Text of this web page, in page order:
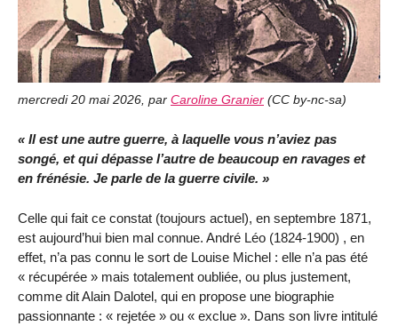
mercredi 20 mai 2026, par Caroline Granier (CC by-nc-sa)
Il est une autre guerre, à laquelle vous n’aviez pas
songé, et qui dépasse l’autre de beaucoup en ravages et
en frénésie. Je parle de la guerre civile.
Celle qui fait ce constat (toujours actuel), en septembre 1871,
est aujourd’hui bien mal connue. André Léo (1824-1900) , en
effet, n’a pas connu le sort de Louise Michel : elle n’a pas été
« récupérée » mais totalement oubliée, ou plus justement,
comme dit Alain Dalotel, qui en propose une biographie
passionnante : « rejetée » ou « exclue ». Dans son livre intitulé